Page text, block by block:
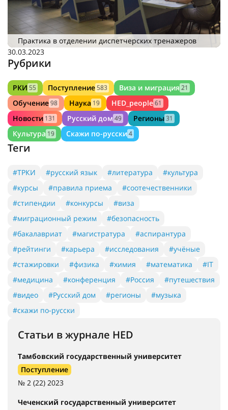
Практика в отделении диспетчерских тренажеров
30.03.2023
Рубрики
РКИ 55 Поступление583 Виза и миграция 21
Обучение98 Наука 19 HED_people61
Новости 131 Русский дом 49 Регионы31
Культура 19 Скажи по-русски4
Теги
#ТРКИ #русский язык #литература
#культура
#курсы
#правила приема
#соотечественники
#стипендии
#конкурсы
#виза
#миграционный режим
#безопасность
#бакалавриат
#магистратура
#аспирантура
#рейтинги
#карьера #исследования
#учёные
#стажировки
#физика #химия #математика
#IT
#медицина
#конференция #Россия
#путешествия
#видео
#Русский дом #регионы
#музыка
#скажи по-русски
Статьи в журнале HED
Тамбовский государственный университет
Поступление
№ 2 (22) 2023
Чеченский государственный университет